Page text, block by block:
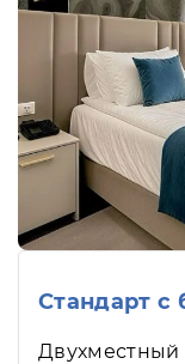
Cтандарт с
Двухместный